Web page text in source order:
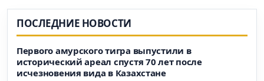
ПОСЛЕДНИЕ НОВОСТИ
Первого амурского тигра выпустили в
исторический ареал спустя 70 лет после
исчезновения вида в Казахстане